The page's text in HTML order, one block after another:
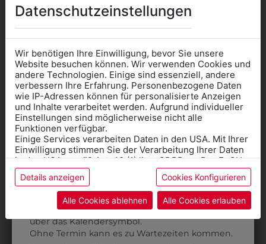
AUCH GEFALLEN
6500DF4184
HEMD LANGARM
HELLGRAU
6HHW06WELA
HERRENHEMD
STEHKRAGEN
Datenschutzeinstellungen
Wir benötigen Ihre Einwilligung, bevor Sie unsere
Website besuchen können. Wir verwenden Cookies und
andere Technologien. Einige sind essenziell, andere
verbessern Ihre Erfahrung. Personenbezogene Daten
wie IP-Adressen können für personalisierte Anzeigen
und Inhalte verarbeitet werden. Aufgrund individueller
Einstellungen sind möglicherweise nicht alle
Funktionen verfügbar.
Einige Services verarbeiten Daten in den USA. Mit Ihrer
Einwilligung stimmen Sie der Verarbeitung Ihrer Daten
in den USA gemäß Art. 49 (1) lit. a GDPR zu. Der EuGH
stuft die USA als Land mit unzureichendem Datenschutz
ein, und es besteht das Risiko, dass US-Behörden
Daten ohne Klagemöglichkeit für Europäer überwachen.
Datenschutzerklärungbzw. im
Details anzeigen Cookies Konfigurieren
Alle Cookies ablehnen Alle Cookies erlauben
Informationen wenn Sie
Kleidung
für die SCHULE
benötigen
Online Shop: Klick auf SCHULE in der
Kategorie und die richtige Schule auswählen.
AnprobeVorort im Geschäft: Termin buchen
über das Kalendersymbol.
Ohne Termin kann es zu Wartezeiten kommen.